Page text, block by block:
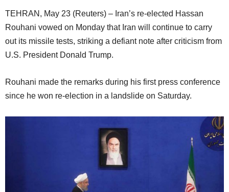
TEHRAN, May 23 (Reuters) – Iran’s re-elected Hassan
Rouhani vowed on Monday that Iran will continue to carry
out its missile tests, striking a defiant note after criticism from
U.S. President Donald Trump.
Rouhani made the remarks during his first press conference
since he won re-election in a landslide on Saturday.